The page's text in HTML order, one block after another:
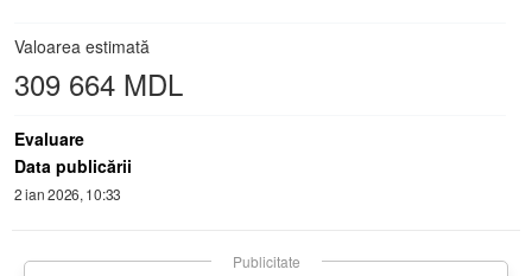
Valoarea estimată
309 664 MDL
Evaluare
Data publicării
2 ian 2026, 10:33
Publicitate